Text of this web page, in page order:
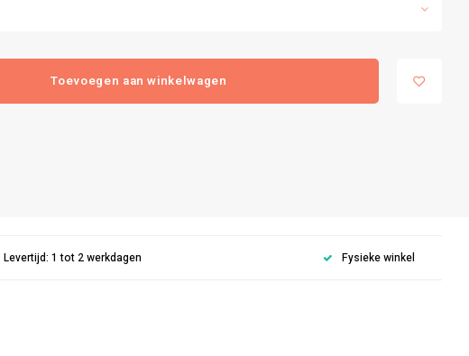
Toevoegen aan winkelwagen
Levertijd: 1 tot 2 werkdagen Fysieke winkel